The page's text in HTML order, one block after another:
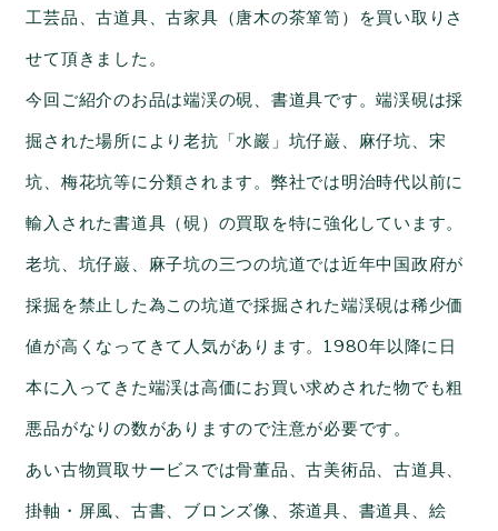
工芸品、古道具、古家具（唐木の茶箪笥）を買い取りさ
せて頂きました。
今回ご紹介のお品は端渓の硯、書道具です。端渓硯は採
掘された場所により老抗「水巖」坑仔巌、麻仔坑、宋
坑、梅花坑等に分類されます。弊社では明治時代以前に
輸入された書道具（硯）の買取を特に強化しています。
老坑、坑仔巌、麻子坑の三つの坑道では近年中国政府が
採掘を禁止した為この坑道で採掘された端渓硯は稀少価
値が高くなってきて人気があります。1980年以降に日
本に入ってきた端渓は高価にお買い求めされた物でも粗
悪品がなりの数がありますので注意が必要です。
あい古物買取サービスでは骨董品、古美術品、古道具、
掛軸・屏風、古書、ブロンズ像、茶道具、書道具、絵